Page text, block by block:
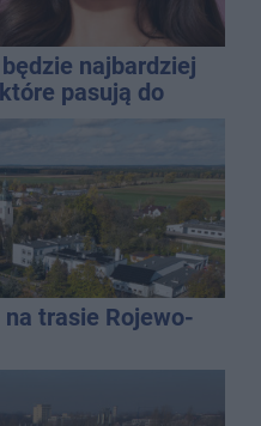
najbardziej
pasują do
trasie Rojewo-